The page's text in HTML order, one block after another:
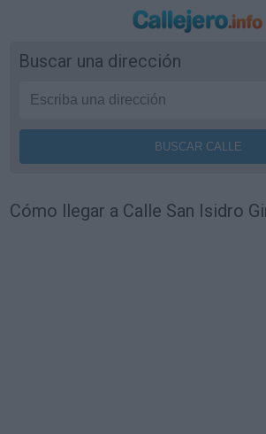
Buscar una dirección
Cómo llegar a Calle San Isidro